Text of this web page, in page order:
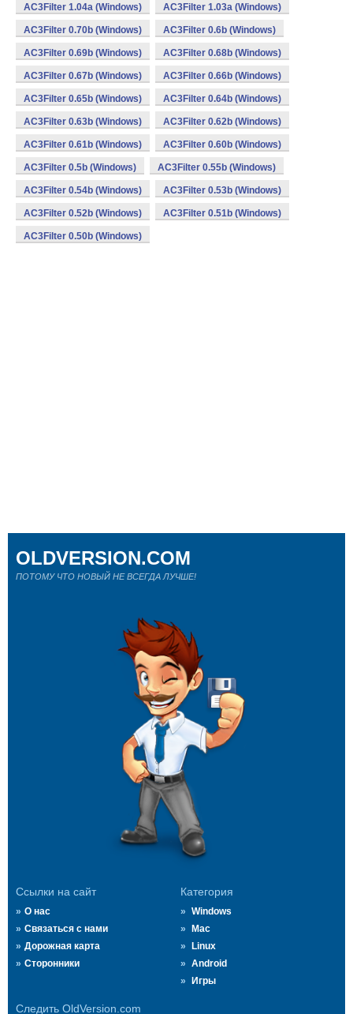
AC3Filter 1.04a (Windows) AC3Filter 1.03a (Windows)
AC3Filter 0.70b (Windows) AC3Filter 0.6b (Windows)
AC3Filter 0.69b (Windows) AC3Filter 0.68b (Windows)
AC3Filter 0.67b (Windows) AC3Filter 0.66b (Windows)
AC3Filter 0.65b (Windows) AC3Filter 0.64b (Windows)
AC3Filter 0.63b (Windows) AC3Filter 0.62b (Windows)
AC3Filter 0.61b (Windows) AC3Filter 0.60b (Windows)
AC3Filter 0.5b (Windows) AC3Filter 0.55b (Windows)
AC3Filter 0.54b (Windows) AC3Filter 0.53b (Windows)
AC3Filter 0.52b (Windows) AC3Filter 0.51b (Windows)
AC3Filter 0.50b (Windows)
Ссылки на сайт
О нас
Связаться с нами
Дорожная карта
Сторонники
Категория
Windows
Mac
Linux
Android
Игры
Следить OldVersion.com
OLDVERSION.COM
ПОТОМУ ЧТО НОВЫЙ НЕ ВСЕГДА ЛУЧШЕ!